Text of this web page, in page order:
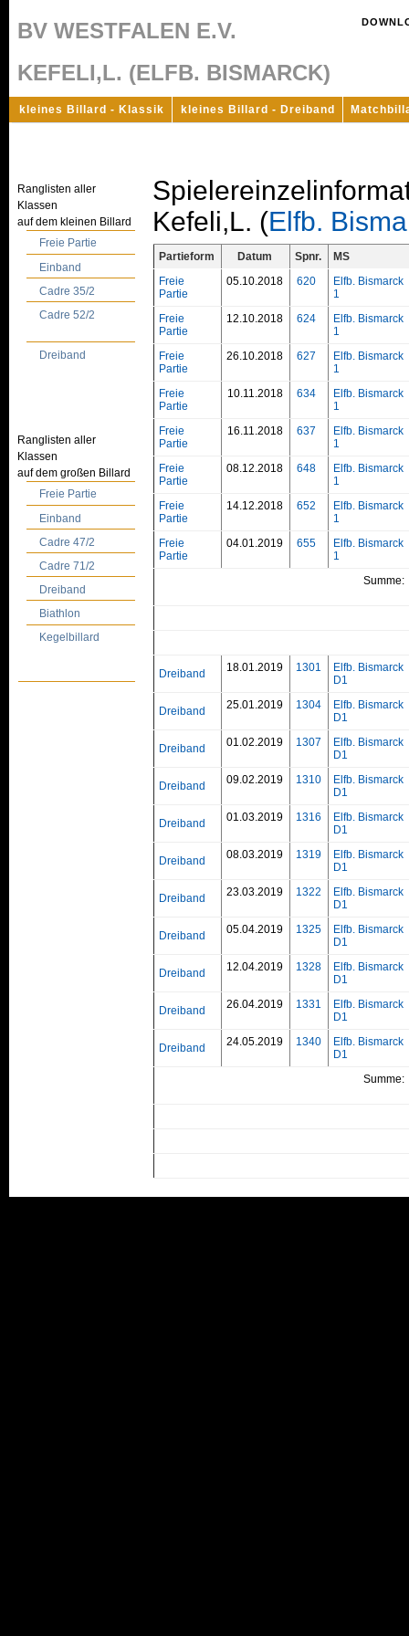
BV WESTFALEN E.V.
KEFELI,L. (ELFB. BISMARCK)
kleines Billard - Klassik kleines Billard - Dreiband
Ranglisten aller
Klassen
auf dem kleinen Billard
Freie Partie
Einband
Cadre 35/2
Cadre 52/2
Dreiband
Ranglisten aller
Klassen
auf dem großen Billard
Freie Partie
Einband
Cadre 47/2
Cadre 71/2
Dreiband
Biathlon
Kegelbillard
Kefeli,L. (Elfb.
Partieform Datum Spnr.
MS
Freie
Partie
05.10.2018 620
Elfb. Bismarck
1
Freie
Partie
12.10.2018 624
Elfb. Bismarck
1
Freie
Partie
26.10.2018 627
Elfb. Bismarck
1
Freie
Partie
10.11.2018 634
Elfb. Bismarck
1
Freie
Partie
16.11.2018 637
Elfb. Bismarck
1
Freie
Partie
08.12.2018 648
Elfb. Bismarck
1
Freie
Partie
14.12.2018 652
Elfb. Bismarck
1
Freie
Partie
04.01.2019 655
Elfb. Bismarck
1
Summe:
Dreiband 18.01.2019 1301
Elfb. Bismarck
D1
Dreiband 25.01.2019 1304
Elfb. Bismarck
D1
Dreiband 01.02.2019 1307
Elfb. Bismarck
D1
Dreiband 09.02.2019 1310
Elfb. Bismarck
D1
Dreiband 01.03.2019 1316
Elfb. Bismarck
D1
Dreiband 08.03.2019 1319
Elfb. Bismarck
D1
Dreiband 23.03.2019 1322
Elfb. Bismarck
D1
Dreiband 05.04.2019 1325
Elfb. Bismarck
D1
Dreiband 12.04.2019 1328
Elfb. Bismarck
D1
Dreiband 26.04.2019 1331
Elfb. Bismarck
D1
Dreiband 24.05.2019 1340
Elfb. Bismarck
D1
Summe: